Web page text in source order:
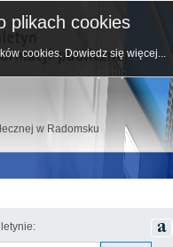
w Radomsku
plikach cookies
cookies. Dowiedz się więcej...